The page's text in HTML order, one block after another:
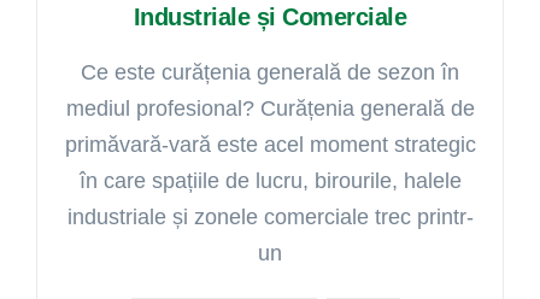
Industriale și Comerciale
Ce este curățenia generală de sezon în
mediul profesional? Curățenia generală de
primăvară-vară este acel moment strategic
în care spațiile de lucru, birourile, halele
industriale și zonele comerciale trec printr-
un